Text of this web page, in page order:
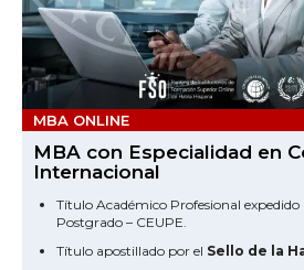
MBA ONLINE
MBA con Especialidad en
Internacional
Título Académico Profesional
Postgrado – CEUPE.
Título apostillado por el Sello de la